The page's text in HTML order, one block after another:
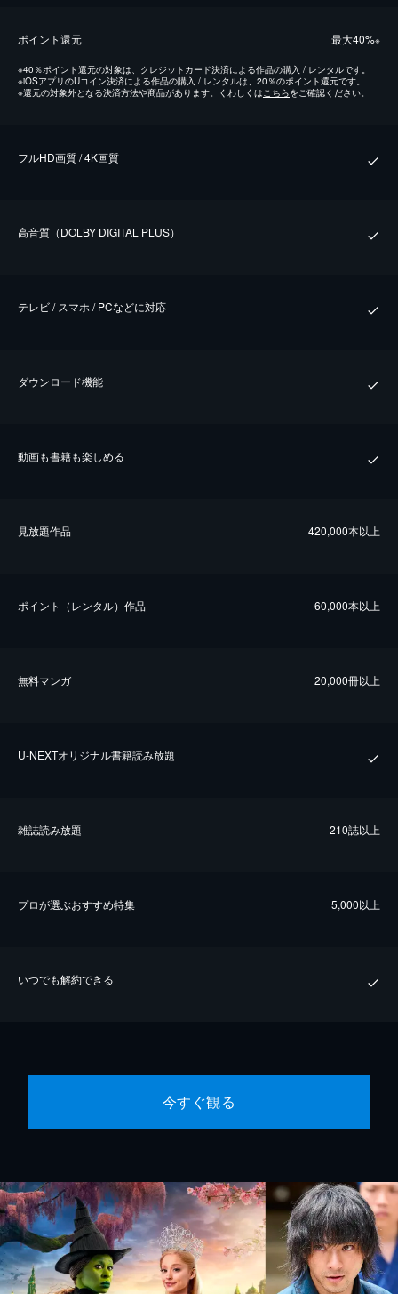
ポイント還元 最⼤40%※
※40％ポイント還元の対象は、クレジットカード決済による作品の購入 / レンタルです。
※iOSアプリのUコイン決済による作品の購入 / レンタルは、20％のポイント還元です。
※還元の対象外となる決済方法や商品があります。くわしくはこちらをご確認ください。
フルHD画質 / 4K画質
⾼⾳質（DOLBY DIGITAL PLUS）
テレビ / スマホ / PCなどに対応
ダウンロード機能
動画も書籍も楽しめる
⾒放題作品 420,000本以上
ポイント（レンタル）作品 60,000本以上
無料マンガ 20,000冊以上
U-NEXTオリジナル書籍読み放題
雑誌読み放題 210誌以上
プロが選ぶおすすめ特集 5,000以上
いつでも解約できる
今すぐ観る